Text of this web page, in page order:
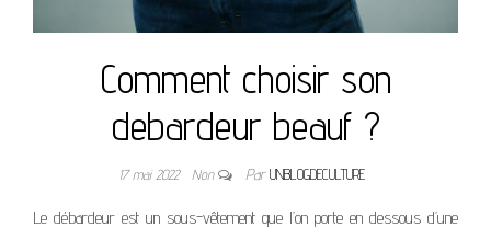
Comment choisir son
debardeur beauf ?
17 mai 2022 Non ParUNBLOGDECULTURE
Le débardeur est un sous-vêtement que l’on porte en dessous d’une